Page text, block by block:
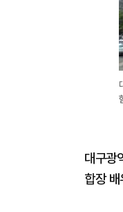
대구광
합장